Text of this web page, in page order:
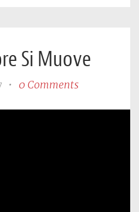
Si Muove
• 0 Comments